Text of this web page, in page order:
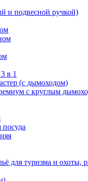
и подвесной ручкой)
в 1
(с дымоходом)
с круглым
посуда
для туризма и охоты,